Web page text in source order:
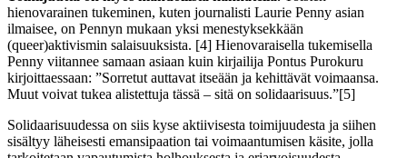
hienovarainen tukeminen, kuten journalisti Laurie Penny asian
ilmaisee, on Pennyn mukaan yksi menestyksekkään
(queer)aktivismin salaisuuksista. [4] Hienovaraisella tukemisella
Penny viitannee samaan asiaan kuin kirjailija Pontus Purokuru
kirjoittaessaan: ”Sorretut auttavat itseään ja kehittävät voimaansa.
Muut voivat tukea alistettuja tässä – sitä on solidaarisuus.”[5]
Solidaarisuudessa on siis kyse aktiivisesta toimijuudesta ja siihen
sisältyy läheisesti emansipaation tai voimaantumisen käsite, jolla